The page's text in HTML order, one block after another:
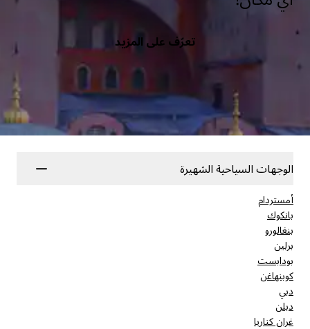
تعرّف على المزيد
الوجهات السياحية الشهيرة
أمستردام
بانكوك
بنغالورو
برلين
بودابست
كوبنهاغن
دبي
دبلن
غران كناريا